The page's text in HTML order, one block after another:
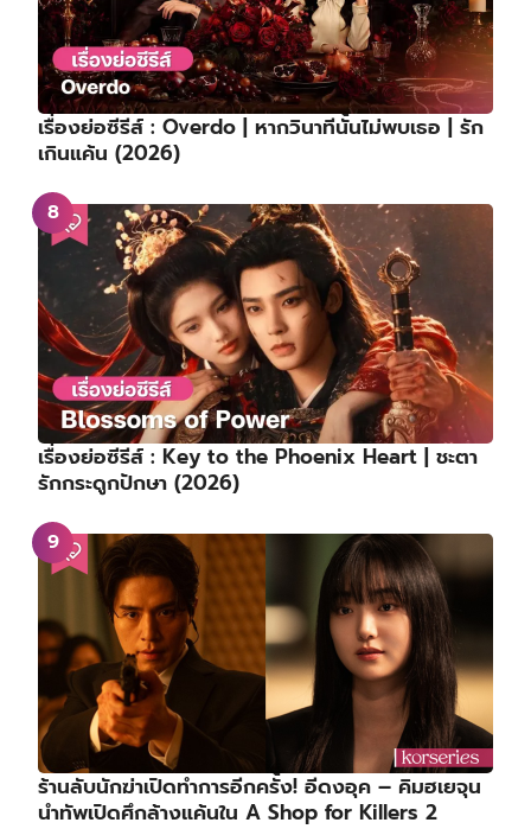
เรื่องย่อซีรีส์ : Overdo | หากวินาทีนั้นไม่พบเธอ | รัก
เกินแค้น (2026)
เรื่องย่อซีรีส์ : Key to the Phoenix Heart | ชะตา
รักกระดูกปักษา (2026)
ร้านลับนักฆ่าเปิดทำการอีกครั้ง! อีดงอุค – คิมฮเยจุน
นำทัพเปิดศึกล้างแค้นใน A Shop for Killers 2